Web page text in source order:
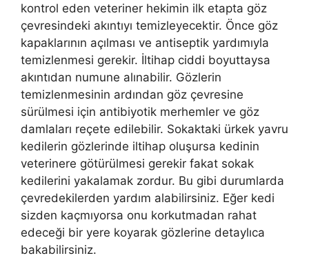
kontrol eden veteriner hekimin ilk etapta göz
çevresindeki akıntıyı temizleyecektir. Önce göz
kapaklarının açılması ve antiseptik yardımıyla
temizlenmesi gerekir. İltihap ciddi boyuttaysa
akıntıdan numune alınabilir. Gözlerin
temizlenmesinin ardından göz çevresine
sürülmesi için antibiyotik merhemler ve göz
damlaları reçete edilebilir. Sokaktaki ürkek yavru
kedilerin gözlerinde iltihap oluşursa kedinin
veterinere götürülmesi gerekir fakat sokak
kedilerini yakalamak zordur. Bu gibi durumlarda
çevredekilerden yardım alabilirsiniz. Eğer kedi
sizden kaçmıyorsa onu korkutmadan rahat
edeceği bir yere koyarak gözlerine detaylıca
bakabilirsiniz.